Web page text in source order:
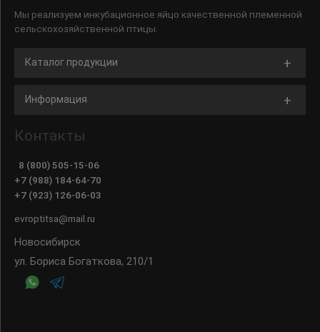
Мы реализуем инкубационное яйцо качественной племенной
сельскохозяйственной птицы.
Каталог продукции
Информация
Контакты
8 (800) 505-15-06
+7 (988) 184-64-70
+7 (923) 126-06-03
evroptitsa@mail.ru
Новосибирск
ул. Бориса Богаткова, 210/1